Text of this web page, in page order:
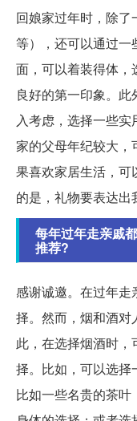
回娘家过年时，除
等），还可以通过
面，可以着装得体，
良好的第一印象。
入考虑，选择一些
家的父母年纪较大，
果喜欢家居生活，
的是，礼物要表达出
每年过年走亲戚
推荐?
感谢诚邀。在过年
择。然而，烟和酒对
此，在选择烟酒时
择。比如，可以选择
比如一些名贵的茶